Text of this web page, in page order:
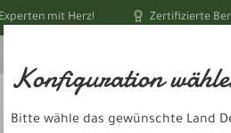
Experten mit Herz! Zertifizierte
Konfiguration
Bitte wähle das gewünschte Land